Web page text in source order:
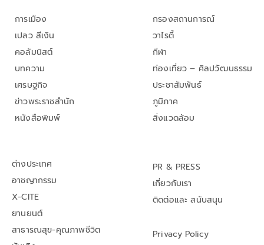
การเมือง
เปลว สีเงิน
คอลัมนิสต์
บทความ
เศรษฐกิจ
ข่าวพระราชสำนัก
หนังสือพิมพ์
กรองสถานการณ์
วาไรตี้
กีฬา
ท่องเที่ยว – ศิลปวัฒนธรรม
ประชาสัมพันธ์
ภูมิภาค
สิ่งแวดล้อม
ต่างประเทศ
อาชญากรรม
X-CITE
ยานยนต์
สาธารณสุข-คุณภาพชีวิต
PR & PRESS
เกี่ยวกับเรา
ติดต่อและ สนับสนุน
Privacy Policy